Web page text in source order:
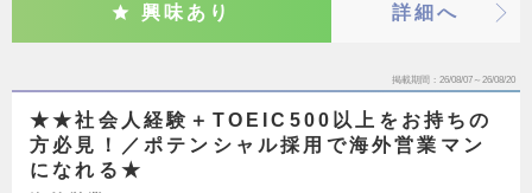
興味あり 詳細へ
掲載期間 26/08/07～26/08/20
★★社会人経験＋TOEIC500以上をお持ちの
方必見！／ポテンシャル採用で海外営業マン
になれる★